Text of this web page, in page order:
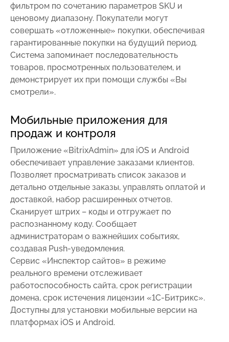
фильтром по сочетанию параметров SKU и
ценовому диапазону. Покупатели могут
совершать «отложенные» покупки, обеспечивая
гарантированные покупки на будущий период.
Система запоминает последовательность
товаров, просмотренных пользователем, и
демонстрирует их при помощи службы «Вы
смотрели».
Мобильные приложения для
продаж и контроля
Приложение «BitrixAdmin» для iOS и Android
обеспечивает управление заказами клиентов.
Позволяет просматривать список заказов и
детально отдельные заказы, управлять оплатой и
доставкой, набор расширенных отчетов.
Сканирует штрих – коды и отгружает по
распознанному коду. Сообщает
администраторам о важнейших событиях,
создавая Push-уведомления.
Сервис «Инспектор сайтов» в режиме
реального времени отслеживает
работоспособность сайта, срок регистрации
домена, срок истечения лицензии «1С-Битрикс».
Доступны для установки мобильные версии на
платформах iOS и Android.